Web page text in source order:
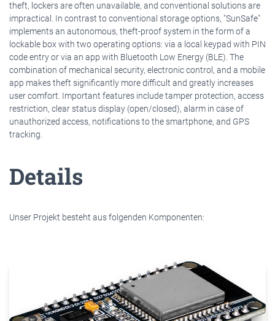
theft, lockers are often unavailable, and conventional solutions are
impractical. In contrast to conventional storage options, "SunSafe"
implements an autonomous, theft-proof system in the form of a
lockable box with two operating options: via a local keypad with PIN
code entry or via an app with Bluetooth Low Energy (BLE). The
combination of mechanical security, electronic control, and a mobile
app makes theft significantly more difficult and greatly increases
user comfort. Important features include tamper protection, access
restriction, clear status display (open/closed), alarm in case of
unauthorized access, notifications to the smartphone, and GPS
tracking.
Details
Unser Projekt besteht aus folgenden Komponenten: